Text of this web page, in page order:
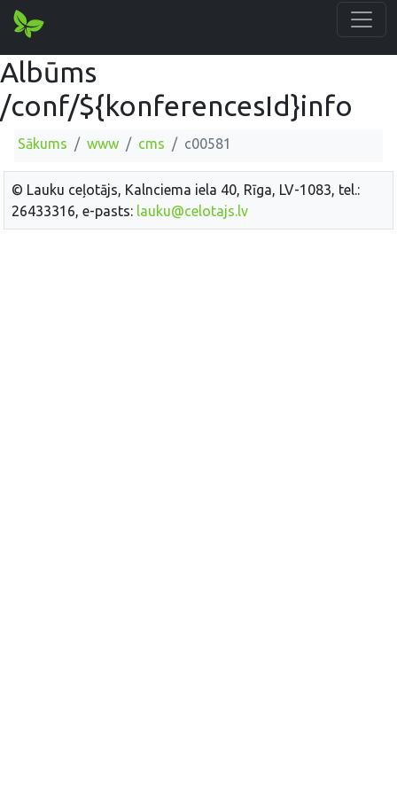
Albūms
/conf/${konferencesId}info
Sākums www cms c00581
© Lauku ceļotājs, Kalnciema iela 40, Rīga, LV-1083, tel.:
26433316, e-pasts: lauku@celotajs.lv